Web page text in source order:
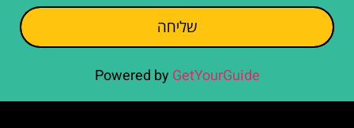
שליחה
Powered by GetYourGuide